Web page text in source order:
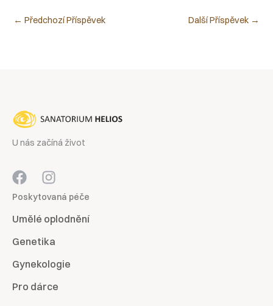
← Předchozí Příspěvek Další Příspěvek →
U nás začíná život
Poskytovaná péče
Umělé oplodnění
Genetika
Gynekologie
Pro dárce